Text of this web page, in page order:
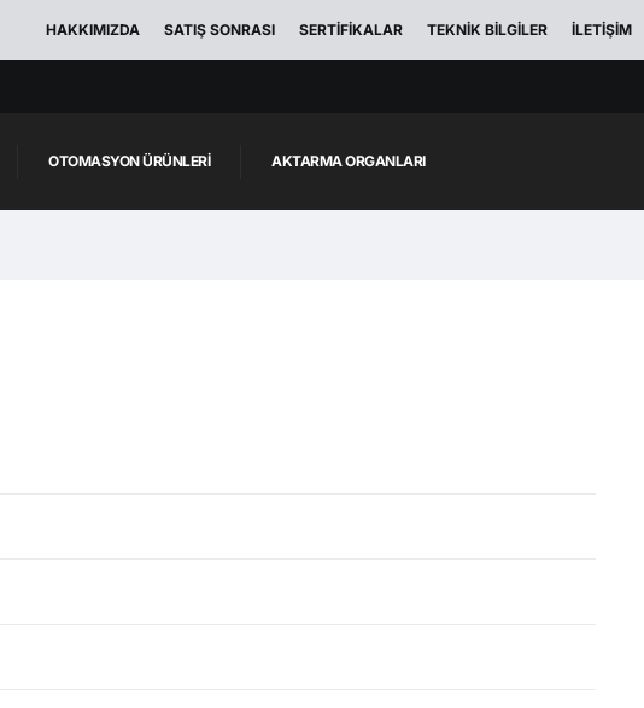
HAKKIMIZDA SATIŞ SONRASI SERTIFIKALAR TEKNIK BILGILER İLETIŞIM
OTOMASYON ÜRÜNLERI AKTARMA ORGANLARI